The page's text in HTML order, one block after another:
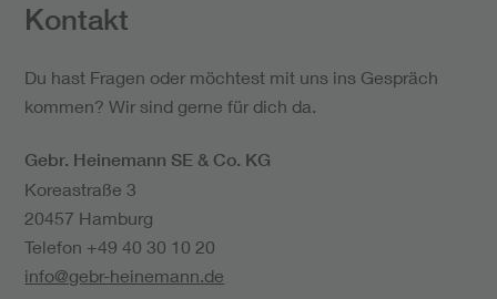
Kontakt
Du hast Fragen oder möchtest mit uns ins Gespräch
kommen? Wir sind gerne für dich da.
Gebr. Heinemann SE & Co. KG
Koreastraße 3
20457 Hamburg
Telefon +49 40 30 10 20
info@gebr-heinemann.de